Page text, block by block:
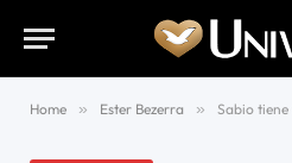
Home » Ester Bezerra » Sabio